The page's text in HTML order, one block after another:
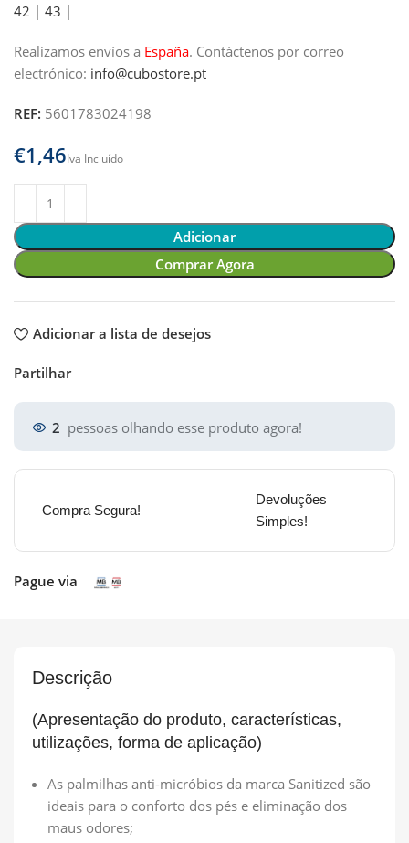
42 |43 |
Realizamos envíos a España. Contáctenos por correo
electrónico: info@cubostore.pt
REF: 5601783024198
€
Adicionar
Comprar Agora
Adicionar a lista de desejos
Partilhar
2 pessoas olhando esse produto agora!
Compra Segura!
Devoluções
Simples!
Pague via
Descrição
(Apresentação do produto, características,
utilizações, forma de aplicação)
As palmilhas anti-micróbios da marca Sanitized são
ideais para o conforto dos pés e eliminação dos
maus odores;